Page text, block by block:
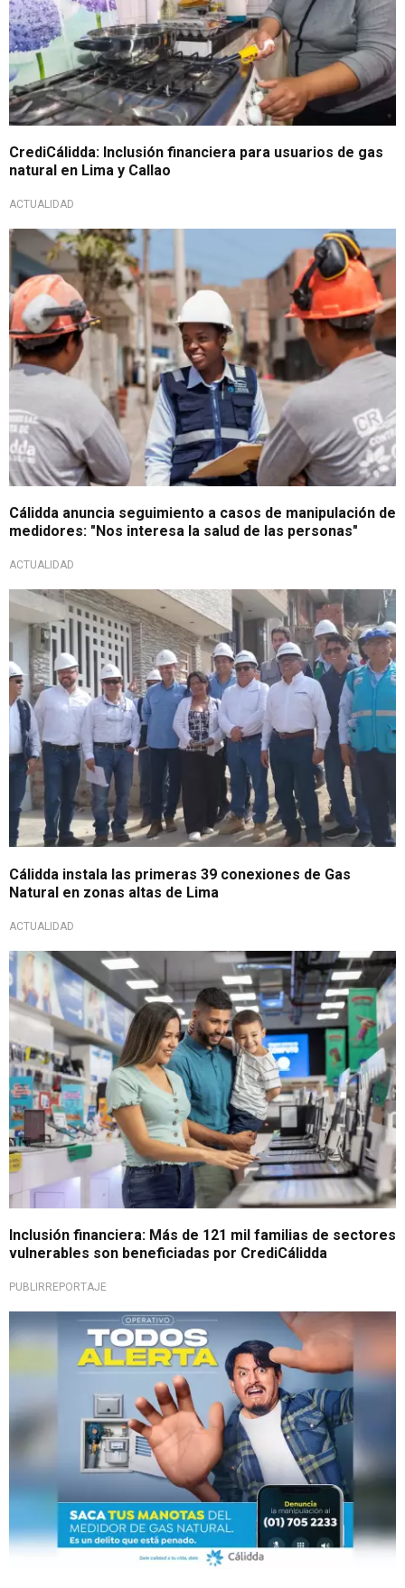
CrediCálidda: Inclusión financiera para usuarios de gas
natural en Lima y Callao
ACTUALIDAD
Atención
Cálidda anuncia seguimiento a casos de manipulación de
medidores: "Nos interesa la salud de las personas"
ACTUALIDAD
Hito en la masificación
Cálidda instala las primeras 39 conexiones de Gas
Natural en zonas altas de Lima
ACTUALIDAD
Financiando sueños e inclusión
Inclusión financiera: Más de 121 mil familias de sectores
vulnerables son beneficiadas por CrediCálidda
PUBLIRREPORTAJE
¡Todos Alerta!